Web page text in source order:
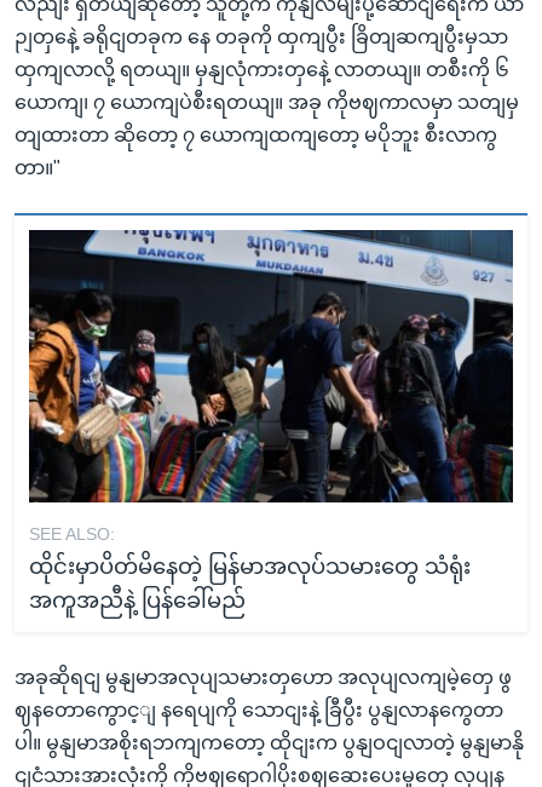
ဉျတှနေဲ့ ခရိုငျတခုက နေ တခုကို ထှကျပွီး ခြိတျဆကျပွီးမှသာ
ထှကျလာလို့ ရတယျ။ မှနျလုံကားတှနေဲ့ လာတယျ။ တစီးကို ၆
ယောကျ၊ ၇ ယောကျပဲစီးရတယျ။ အခု ကိုဗဈကာလမှာ သတျမှ
တျထားတာ ဆိုတော့ ၇ ယောကျထကျတော့ မပိုဘူး စီးလာကွ
တာ။"
SEE ALSO:
ထိုင်းမှာပိတ်မိနေတဲ့ မြန်မာအလုပ်သမားတွေ သံရုံး
အကူအညီနဲ့ ပြန်ခေါ်မည်
အခုဆိုရငျ မွနျမာအလုပျသမားတှဟော အလုပျလကျမဲ့တှေ ဖွ
ဈနတောကွောင့ျ နရေပျကို သောငျးနဲ့ ခြီပွီး ပွနျလာနကွေတာ
ပါ။ မွနျမာအစိုးရဘကျကတော့ ထိုငျးက ပွနျဝငျလာတဲ့ မွနျမာနို
ငျငံသားအားလုံးကို ကိုဗဈရောဂါပိုးစဈဆေးပေးမှုတှေ လုပျန